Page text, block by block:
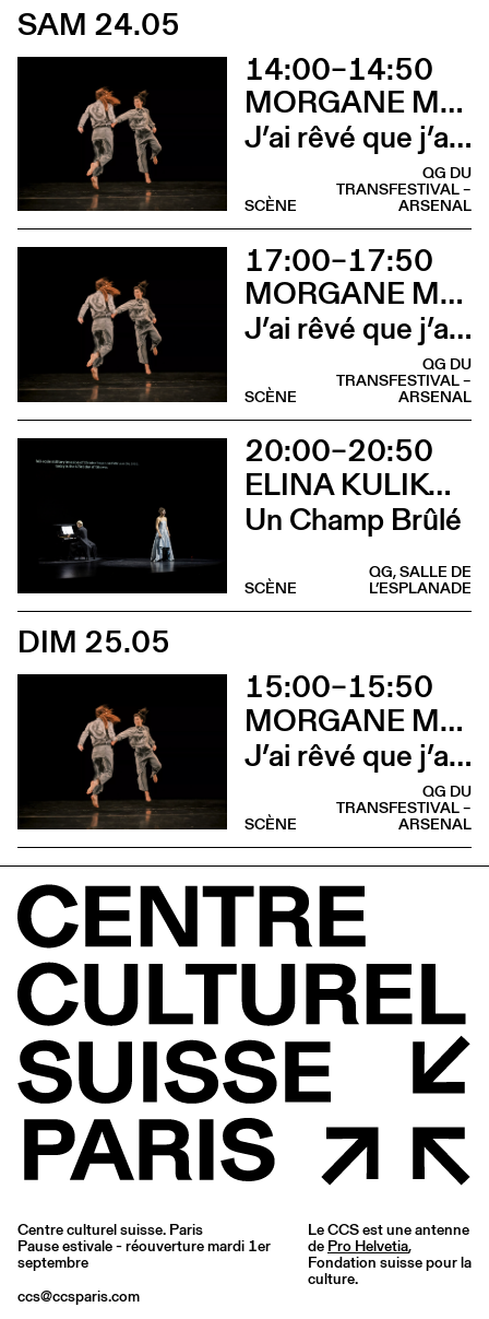
SAM 24.05
14:00–14:50
MORGANE MARET & MARTINA CALVO
J’ai rêvé que j’avais des dents velues
QG DU
TRANSFESTIVAL –
ARSENAL
SCÈNE
17:00–17:50
MORGANE MARET & MARTINA CALVO
J’ai rêvé que j’avais des dents velues
QG DU
TRANSFESTIVAL –
ARSENAL
SCÈNE
20:00–20:50
ELINA KULIKOVA & DIMA EFREMOV
Un Champ Brûlé
QG, SALLE DE
L’ESPLANADE
SCÈNE
DIM 25.05
15:00–15:50
MORGANE MARET & MARTINA CALVO
J’ai rêvé que j’avais des dents velues
QG DU
TRANSFESTIVAL –
ARSENAL
SCÈNE
Centre culturel suisse. Paris
Pause estivale - réouverture mardi 1er
septembre
ccs@ccsparis.com
Le CCS est une antenne
de Pro Helvetia,
Fondation suisse pour la
culture.